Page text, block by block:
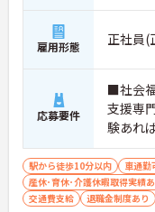
雇用形態 正社員(
応募要件
■社会
支援専
験あれ
駅から徒歩10分以内 車通勤
産休･育休･介護休暇取得実績
交通費支給
退職金制度あり